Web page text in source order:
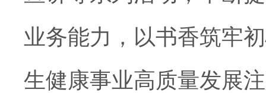
业务能力，以书香筑牢
生健康事业高质量发展